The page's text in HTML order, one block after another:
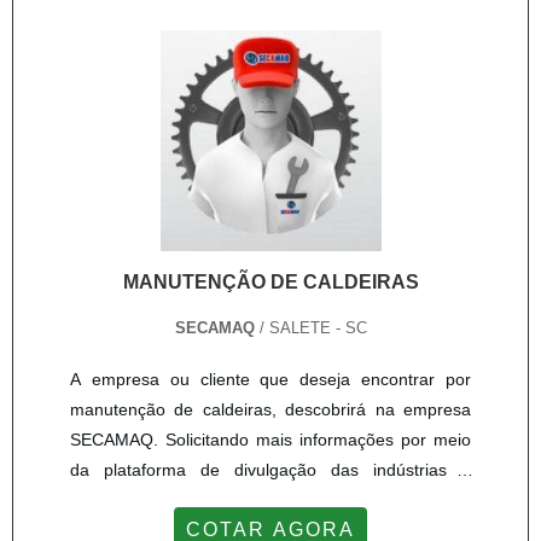
vantagens. ALTA EFICIÊNCIA EM MONTAGEM DE
CALDEIRAS A LENHAAtendendo demandas de
todo o Brasil, a Serv-Cal é referência na instalação
não só de caldeiras a lenha, mas também a gás,
flamotubulares, aquatubulares, dentre diversas
outras. Além de garantir serviços ágeis, a empresa
ainda oferece condições especiais de pagamento.
Saiba mais entrando em contato!.
MANUTENÇÃO DE CALDEIRAS
SECAMAQ/ SALETE - SC
A empresa ou cliente que deseja encontrar por
manutenção de caldeiras, descobrirá na empresa
SECAMAQ. Solicitando mais informações por meio
da plataforma de divulgação das indústrias e
lembrar que o produto deve sempre ser adquirido
COTAR AGORA